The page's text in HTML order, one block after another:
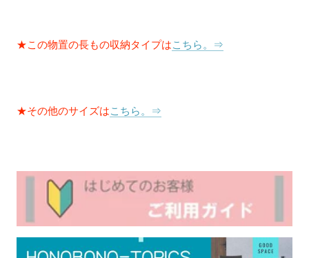
★この物置の長もの収納タイプはこちら。⇒
★その他のサイズはこちら。⇒